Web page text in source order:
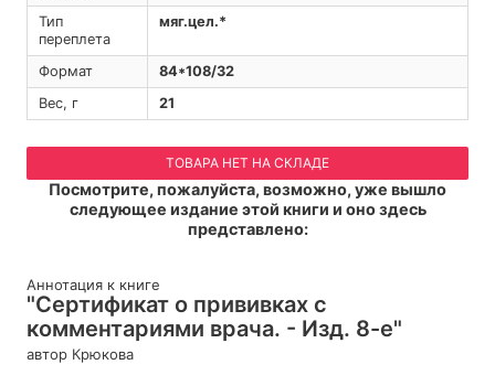
Тип
переплета
мяг.цел.*
Формат
84*108/32
Вес, г
21
ТОВАРА НЕТ НА СКЛАДЕ
Посмотрите, пожалуйста, возможно, уже вышло
следующее издание этой книги и оно здесь
представлено:
Аннотация к книге
"Сертификат о прививках с
комментариями врача. - Изд. 8-е"
автор Крюкова